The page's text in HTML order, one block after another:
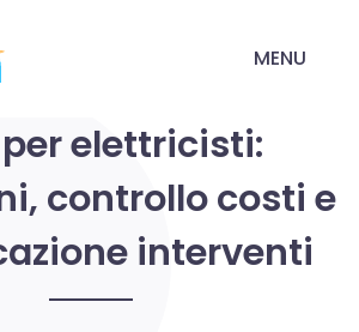
MENU
elettricisti:
controllo costi e
interventi